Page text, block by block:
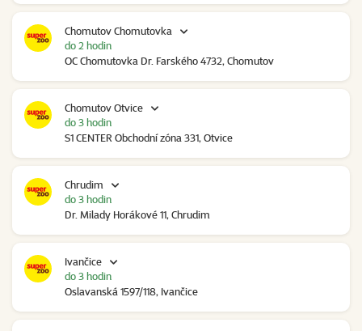
Chomutov Chomutovka
OC Chomutovka Dr. Farského 4732, Chomutov
do 2 hodin
Chomutov Otvice
S1 CENTER Obchodní zóna 331, Otvice
do 3 hodin
Chrudim
Dr. Milady Horákové 11, Chrudim
do 3 hodin
Ivančice
Oslavanská 1597/118, Ivančice
do 3 hodin